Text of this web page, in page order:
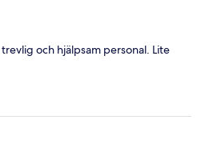
och hjälpsam personal. Lite